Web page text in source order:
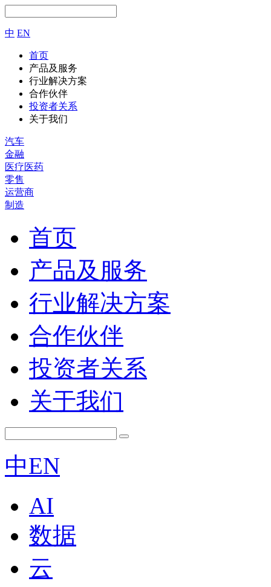
中 EN
首页
产品及服务
行业解决方案
合作伙伴
投资者关系
关于我们
汽车
金融
医疗医药
零售
运营商
制造
首页
产品及服务
行业解决方案
合作伙伴
投资者关系
关于我们
中EN
AI
数据
云